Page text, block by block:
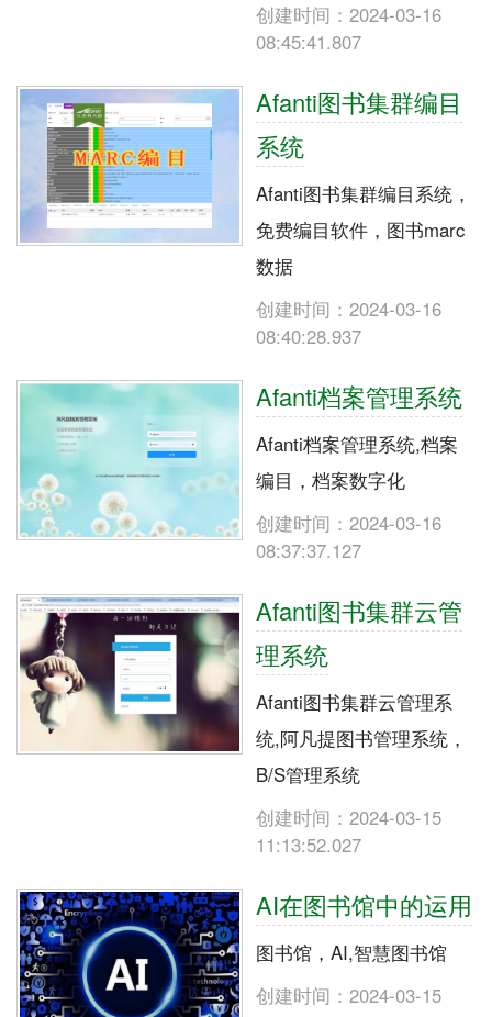
创建时间：2024-03-16
08:45:41.807
Afanti图书集群编目
系统
Afanti图书集群编目系统，
免费编目软件，图书marc
数据
创建时间：2024-03-16
08:40:28.937
Afanti档案管理系统
Afanti档案管理系统,档案
编目，档案数字化
创建时间：2024-03-16
08:37:37.127
Afanti图书集群云管
理系统
Afanti图书集群云管理系
统,阿凡提图书管理系统，
B/S管理系统
创建时间：2024-03-15
11:13:52.027
AI在图书馆中的运用
图书馆，AI,智慧图书馆
创建时间：2024-03-15